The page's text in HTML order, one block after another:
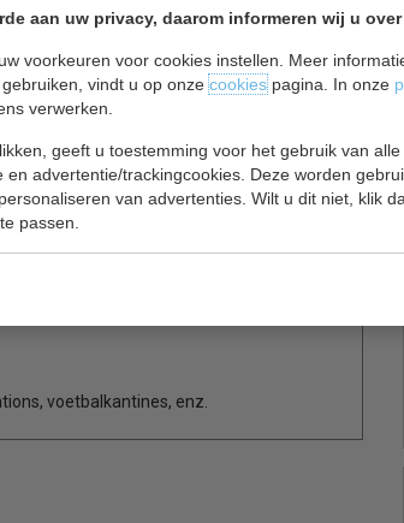
aan uw privacy, daarom informeren wij u
voorkeuren voor cookies instellen. Meer
vindt u op onzecookiespagina. In onze
verwerken.
geeft u toestemming voor het gebruik van
en advertentie/trackingcookies. Deze worden
van advertenties. Wilt u dit niet, klik
passen.
met zwarte omlijsting voorzien van
te koelen levensmiddelen.
voetbalkantines, enz.